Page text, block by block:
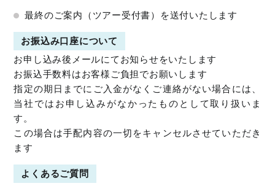
最終のご案内（ツアー受付書）を送付いたします
お振込み口座について
お申し込み後メールにてお知らせをいたします
お振込手数料はお客様ご負担でお願いします
指定の期日までにご入金がなくご連絡がない場合には、
当社ではお申し込みがなかったものとして取り扱いま
す。
この場合は手配内容の一切をキャンセルさせていただき
ます
よくあるご質問